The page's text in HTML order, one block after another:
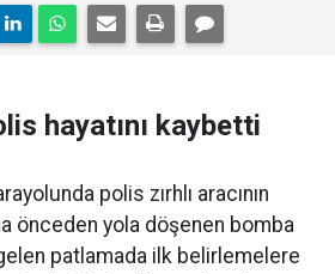
hayatını kaybetti
polis zırhlı aracının
önceden yola döşenen bomba
patlamada ilk belirlemelere